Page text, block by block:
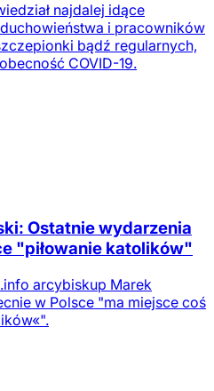
najdalej idące
i pracowników
bądź regularnych,
COVID-19.
Ostatnie wydarzenia
"piłowanie katolików"
arcybiskup Marek
w Polsce "ma miejsce coś